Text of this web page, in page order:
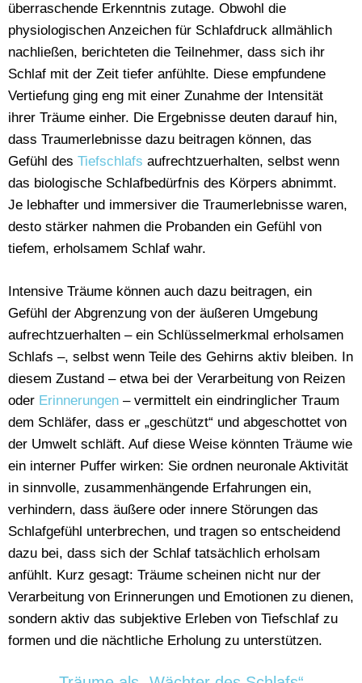
überraschende Erkenntnis zutage. Obwohl die
physiologischen Anzeichen für Schlafdruck allmählich
nachließen, berichteten die Teilnehmer, dass sich ihr
Schlaf mit der Zeit tiefer anfühlte. Diese empfundene
Vertiefung ging eng mit einer Zunahme der Intensität
ihrer Träume einher. Die Ergebnisse deuten darauf hin,
dass Traumerlebnisse dazu beitragen können, das
Gefühl des Tiefschlafs aufrechtzuerhalten, selbst wenn
das biologische Schlafbedürfnis des Körpers abnimmt.
Je lebhafter und immersiver die Traumerlebnisse waren,
desto stärker nahmen die Probanden ein Gefühl von
tiefem, erholsamem Schlaf wahr.
Intensive Träume können auch dazu beitragen, ein
Gefühl der Abgrenzung von der äußeren Umgebung
aufrechtzuerhalten – ein Schlüsselmerkmal erholsamen
Schlafs –, selbst wenn Teile des Gehirns aktiv bleiben. In
diesem Zustand – etwa bei der Verarbeitung von Reizen
oder Erinnerungen – vermittelt ein eindringlicher Traum
dem Schläfer, dass er „geschützt“ und abgeschottet von
der Umwelt schläft. Auf diese Weise könnten Träume wie
ein interner Puffer wirken: Sie ordnen neuronale Aktivität
in sinnvolle, zusammenhängende Erfahrungen ein,
verhindern, dass äußere oder innere Störungen das
Schlafgefühl unterbrechen, und tragen so entscheidend
dazu bei, dass sich der Schlaf tatsächlich erholsam
anfühlt. Kurz gesagt: Träume scheinen nicht nur der
Verarbeitung von Erinnerungen und Emotionen zu dienen,
sondern aktiv das subjektive Erleben von Tiefschlaf zu
formen und die nächtliche Erholung zu unterstützen.